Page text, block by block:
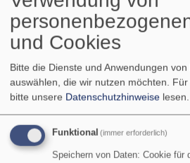
müssen. Das hat uns verändert,
unser Land und nicht zuletzt auch
verändert. Die Sehnsucht danach,
Gott alles neu macht, ist, glaube
Weiterlesen über
Siehe,
ich
Jahresrückblick
und Cookies
Bitte die Dienste und Anwendungen
auswählen, die wir nutzen möchten.
bitte unsere Datenschutzhinweise lesen.
Funktional (immer erforderlich)
Speichern von Daten: Cookie für